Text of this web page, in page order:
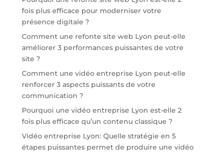
fois plus efficace pour moderniser votre
présence digitale ?
Comment une refonte site web Lyon peut-elle
améliorer 3 performances puissantes de votre
site ?
Comment une vidéo entreprise Lyon peut-elle
renforcer 3 aspects puissants de votre
communication ?
Pourquoi une vidéo entreprise Lyon est-elle 2
fois plus efficace qu’un contenu classique ?
Vidéo entreprise Lyon: Quelle stratégie en 5
étapes puissantes permet de produire une vidéo